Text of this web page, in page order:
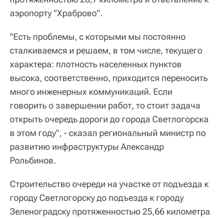
аэропорту "Храброво".
"Есть проблемы, с которыми мы постоянно
сталкиваемся и решаем, в том числе, текущего
характера: плотность населенных пунктов
высока, соответственно, приходится переносить
много инженерных коммуникаций. Если
говорить о завершении работ, то стоит задача
открыть очередь дороги до города Светлогорска
в этом году", - сказал региональный министр по
развитию инфраструктуры Александр
Рольбинов.
Строительство очереди на участке от подъезда к
городу Светлогорску до подъезда к городу
Зеленоградску протяженностью 25,66 километра